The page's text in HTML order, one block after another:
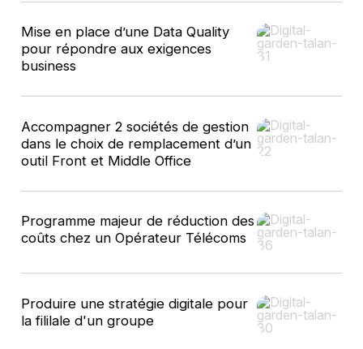
10
résultats
Mise en place d’une Data Quality
pour répondre aux exigences
business
Accompagner 2 sociétés de gestion
dans le choix de remplacement d’un
outil Front et Middle Office
Programme majeur de réduction des
coûts chez un Opérateur Télécoms
Produire une stratégie digitale pour
la fililale d'un groupe